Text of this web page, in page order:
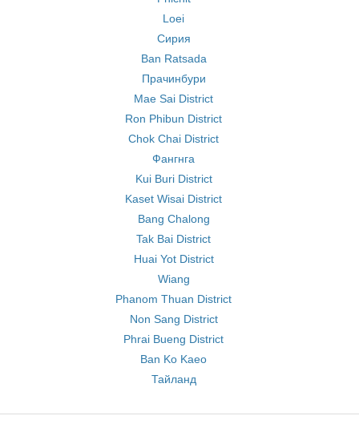
Loei
Сирия
Ban Ratsada
Прачинбури
Mae Sai District
Ron Phibun District
Chok Chai District
Фангнга
Kui Buri District
Kaset Wisai District
Bang Chalong
Tak Bai District
Huai Yot District
Wiang
Phanom Thuan District
Non Sang District
Phrai Bueng District
Ban Ko Kaeo
Тайланд